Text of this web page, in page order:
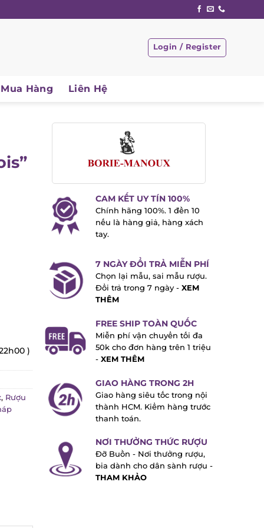
Login / Register
Hàng Liên Hệ
)
Rượu
CAM KẾT UY TÍN 100%
Chính hãng 100%. 1 đền 10
nếu là hàng giả, hàng xách
tay.
7 NGÀY ĐỔI TRẢ MIỄN PHÍ
Chọn lại mẫu, sai mẫu rượu.
Đổi trả trong 7 ngày -XEM
THÊM
FREE SHIP TOÀN QUỐC
Miễn phí vận chuyển tối đa
50k cho đơn hàng trên 1 triệu
XEM THÊM
GIAO HÀNG TRONG 2H
Giao hàng siêu tốc trong nội
thành HCM. Kiểm hàng trước
thanh toán.
NƠI THƯỞNG THỨC RƯỢU
Đỡ Buồn - Nơi thưởng rượu,
bia dành cho dân sành rượu -
THAM KHẢO